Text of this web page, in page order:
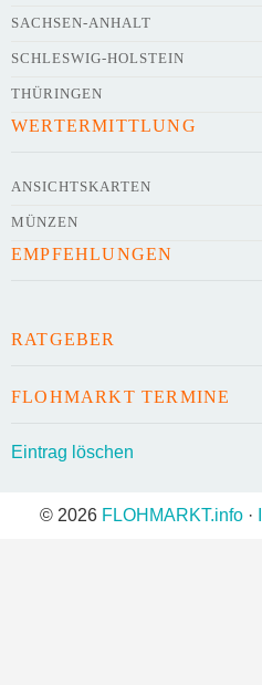
SACHSEN-ANHALT
SCHLESWIG-HOLSTEIN
THÜRINGEN
WERTERMITTLUNG
ANSICHTSKARTEN
MÜNZEN
EMPFEHLUNGEN
RATGEBER
FLOHMARKT TERMINE
Eintrag löschen
© 2026 FLOHMARKT.info ·